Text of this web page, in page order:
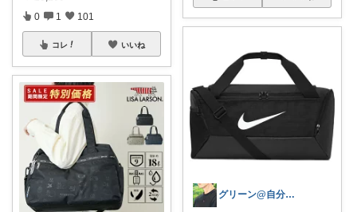
0 1 101
コレ いいね
グリーン@自分磨き🪴